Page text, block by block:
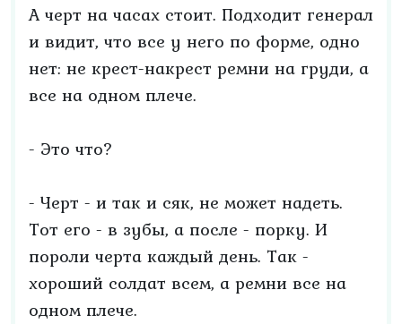
А черт на часах стоит. Подходит генерал
и видит, что все у него по форме, одно
нет: не крест-накрест ремни на груди, а
все на одном плече.
- Это что?
- Черт - и так и сяк, не может надеть.
Тот его - в зубы, а после - порку. И
пороли черта каждый день. Так -
хороший солдат всем, а ремни все на
одном плече.